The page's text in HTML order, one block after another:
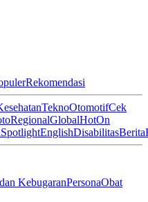
Rekomendasi
TeknoOtomotifCek
RegionalGlobalHotOn
SpotlightEnglishDisabilitasBerita
KebugaranPersonaObat